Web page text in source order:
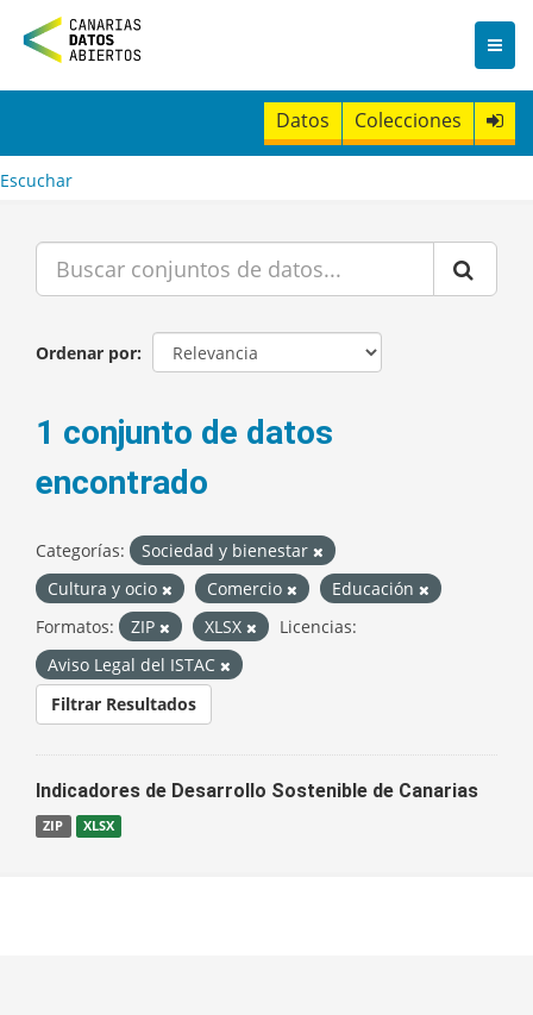
n
t
Datos Colecciones
Escuchar
Ordenar por
1 conjunto de datos
encontrado
Categorías:
Sociedad y bienestar
Cultura y ocio
Comercio
Educación
Formatos:
ZIP XLSX
Licencias:
Aviso Legal del ISTAC
Filtrar Resultados
Indicadores de Desarrollo Sostenible de Canarias
ZIP XLSX